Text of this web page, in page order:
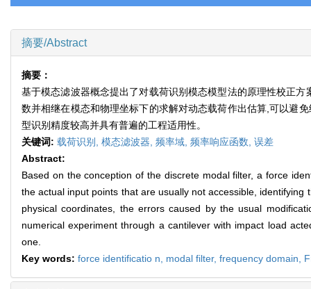
摘要/Abstract
摘要：
基于模态滤波器概念提出了对载荷识别模态模型法的原理性校正
数并相继在模态和物理坐标下的求解对动态载荷作出估算,可以避
型识别精度较高并具有普遍的工程适用性。
关键词: 载荷识别, 模态滤波器, 频率域, 频率响应函数, 误差
Abstract:
Based on the conception of the discrete modal filter, a force
the actual input points that are usually not accessible,
physical coordinates, the errors caused by the usual
numerical experiment through a cantilever with impact load
one.
Key words: force identificatio n, modal filter, frequency domain,